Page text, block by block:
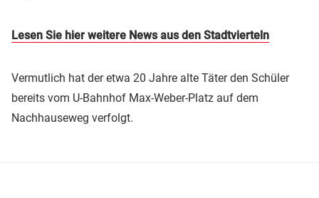
Lesen Sie hier weitere News aus den Stadtvierteln
Vermutlich hat der etwa 20 Jahre alte Täter den Schüler
bereits vom U-Bahnhof Max-Weber-Platz auf dem
Nachhauseweg verfolgt.